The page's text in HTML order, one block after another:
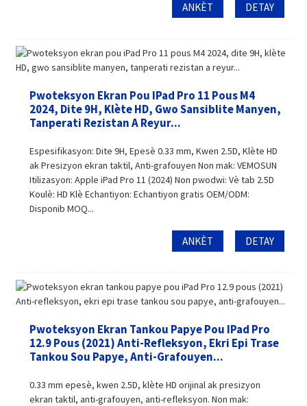
ANKÈT DETAY
Pwoteksyon Ekran Pou IPad Pro 11 Pous M4
2024, Dite 9H, Klète HD, Gwo Sansiblite Manyen,
Tanperati Rezistan A Reyur...
Espesifikasyon: Dite 9H, Epesè 0.33 mm, Kwen 2.5D, Klète HD
ak Presizyon ekran taktil, Anti-grafouyen Non mak: VEMOSUN
Itilizasyon: Apple iPad Pro 11 (2024) Non pwodwi: Vè tab 2.5D
Koulè: HD Klè Echantiyon: Echantiyon gratis OEM/ODM:
Disponib MOQ...
ANKÈT DETAY
Pwoteksyon Ekran Tankou Papye Pou IPad Pro
12.9 Pous (2021) Anti-Refleksyon, Ekri Epi Trase
Tankou Sou Papye, Anti-Grafouyen...
0.33 mm epesè, kwen 2.5D, klète HD orijinal ak presizyon
ekran taktil, anti-grafouyen, anti-refleksyon. Non mak: